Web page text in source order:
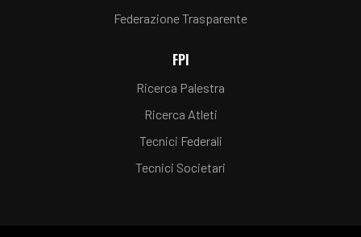
Federazione Trasparente
FPI
Ricerca Palestra
Ricerca Atleti
Tecnici Federali
Tecnici Societari